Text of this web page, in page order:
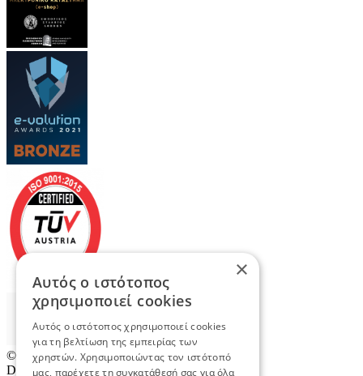
© 2026TradeRetail.gr- All rights reserved
Designed & developed byNETMECHANICS
×
Αυτός ο ιστότοπος
χρησιμοποιεί cookies
Αυτός ο ιστότοπος χρησιμοποιεί cookies
για τη βελτίωση της εμπειρίας των
χρηστών. Χρησιμοποιώντας τον ιστότοπό
μας, παρέχετε τη συγκατάθεσή σας για όλα